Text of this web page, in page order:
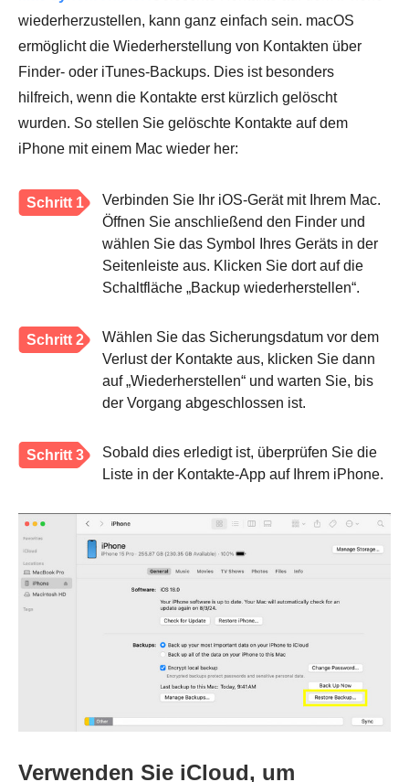
wiederherzustellen, kann ganz einfach sein. macOS
ermöglicht die Wiederherstellung von Kontakten über
Finder- oder iTunes-Backups. Dies ist besonders
hilfreich, wenn die Kontakte erst kürzlich gelöscht
wurden. So stellen Sie gelöschte Kontakte auf dem
iPhone mit einem Mac wieder her:
Schritt 1
Verbinden Sie Ihr iOS-Gerät mit Ihrem Mac.
Öffnen Sie anschließend den Finder und
wählen Sie das Symbol Ihres Geräts in der
Seitenleiste aus. Klicken Sie dort auf die
Schaltfläche „Backup wiederherstellen“.
Schritt 2
Wählen Sie das Sicherungsdatum vor dem
Verlust der Kontakte aus, klicken Sie dann
auf „Wiederherstellen“ und warten Sie, bis
der Vorgang abgeschlossen ist.
Schritt 3
Sobald dies erledigt ist, überprüfen Sie die
Liste in der Kontakte-App auf Ihrem iPhone.
Verwenden Sie iCloud, um